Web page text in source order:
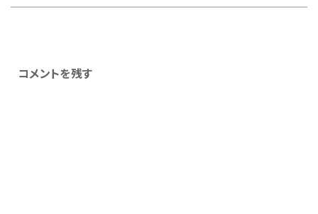
コメントを残す